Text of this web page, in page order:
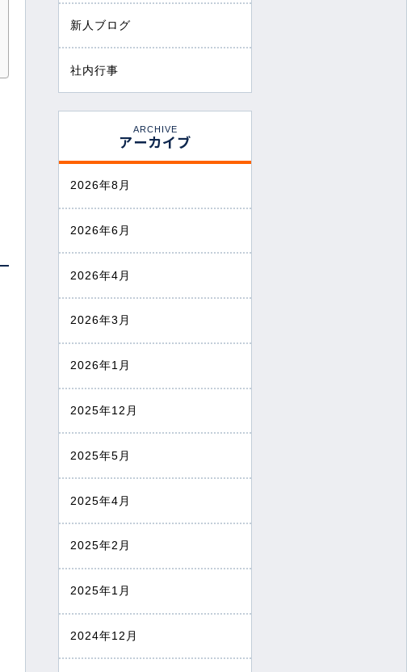
新人ブログ
社内行事
ARCHIVE
アーカイブ
2026年8月
2026年6月
2026年4月
2026年3月
2026年1月
2025年12月
2025年5月
2025年4月
2025年2月
2025年1月
2024年12月